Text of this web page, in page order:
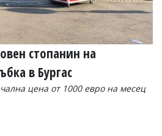
стопанин на
в Бургас
цена от 1000 евро на месец